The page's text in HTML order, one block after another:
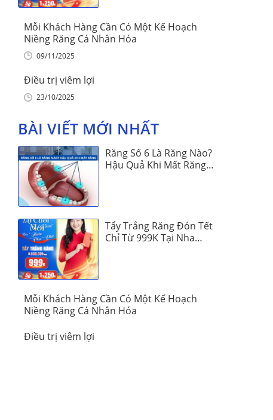
Mỗi Khách Hàng Cần Có Một Kế Hoạch
Niềng Răng Cá Nhân Hóa
09/11/2025
Điều trị viêm lợi
23/10/2025
BÀI VIẾT MỚI NHẤT
Răng Số 6 Là Răng Nào?
Hậu Quả Khi Mất Răng
Tẩy Trắng Răng Đón Tết
Chỉ Từ 999K Tại Nha
Mỗi Khách Hàng Cần Có Một Kế Hoạch
Niềng Răng Cá Nhân Hóa
Điều trị viêm lợi